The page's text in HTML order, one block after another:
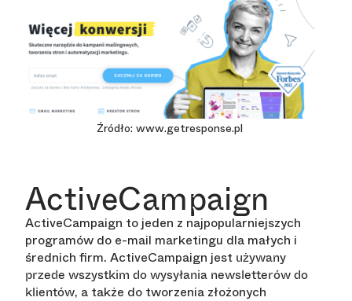
Źródło: www.getresponse.pl
ActiveCampaign
ActiveCampaign to jeden z najpopularniejszych
programów do e-mail marketingu dla małych i
średnich firm. ActiveCampaign jest używany
przede wszystkim do wysyłania newsletterów do
klientów, a także do tworzenia złożonych